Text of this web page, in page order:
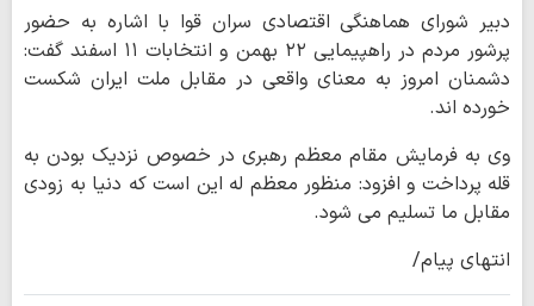
دبیر شورای هماهنگی اقتصادی سران قوا با اشاره به حضور
پرشور مردم در راهپیمایی ۲۲ بهمن و انتخابات ۱۱ اسفند گفت:
دشمنان امروز به معنای واقعی در مقابل ملت ایران شکست
خورده اند.
وی به فرمایش مقام معظم رهبری در خصوص نزدیک بودن به
قله پرداخت و افزود: منظور معظم له این است که دنیا به زودی
مقابل ما تسلیم می شود.
انتهای پیام/